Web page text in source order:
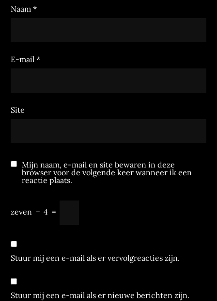
Naam*
E-mail*
Site
Mijn naam, e-mail en site bewaren in deze
browser voor de volgende keer wanneer ik een
reactie plaats.
zeven − 4 =
Stuur mij een e-mail als er vervolgreacties zijn.
Stuur mij een e-mail als er nieuwe berichten zijn.